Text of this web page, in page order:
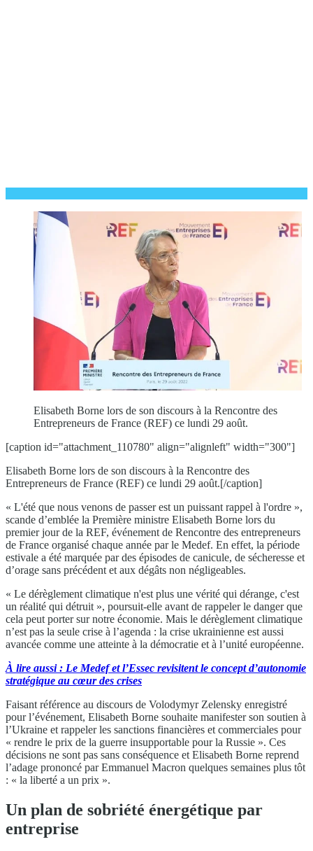
Elisabeth Borne lors de son discours à la Rencontre des
Entrepreneurs de France (REF) ce lundi 29 août.
[caption id="attachment_110780" align="alignleft" width="300"]
Elisabeth Borne lors de son discours à la Rencontre des
Entrepreneurs de France (REF) ce lundi 29 août.[/caption]
« L'été que nous venons de passer est un puissant rappel à l'ordre »,
scande d’emblée la Première ministre Elisabeth Borne lors du
premier jour de la REF, événement de Rencontre des entrepreneurs
de France organisé chaque année par le Medef. En effet, la période
estivale a été marquée par des épisodes de canicule, de sécheresse et
d’orage sans précédent et aux dégâts non négligeables.
« Le dérèglement climatique n'est plus une vérité qui dérange, c'est
un réalité qui détruit », poursuit-elle avant de rappeler le danger que
cela peut porter sur notre économie. Mais le dérèglement climatique
n’est pas la seule crise à l’agenda : la crise ukrainienne est aussi
avancée comme une atteinte à la démocratie et à l’unité européenne.
À lire aussi : Le Medef et l’Essec revisitent le concept d’autonomie
stratégique au cœur des crises
Faisant référence au discours de Volodymyr Zelensky enregistré
pour l’événement, Elisabeth Borne souhaite manifester son soutien à
l’Ukraine et rappeler les sanctions financières et commerciales pour
« rendre le prix de la guerre insupportable pour la Russie ». Ces
décisions ne sont pas sans conséquence et Elisabeth Borne reprend
l’adage prononcé par Emmanuel Macron quelques semaines plus tôt
: « la liberté a un prix ».
Un plan de sobriété énergétique par
entreprise